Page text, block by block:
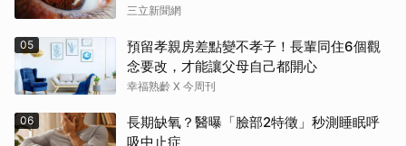
三立新聞網
05
預留孝親房差點變不孝子！長輩同住6個觀
念要改，才能讓父母自己都開心
幸福熟齡 X 今周刊
06
長期缺氧？醫曝「臉部2特徵」秒測睡眠呼
吸中止症